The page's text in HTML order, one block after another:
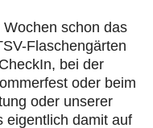
schon das
Flaschengärten
bei der
oder beim
oder unserer
eigentlich damit auf